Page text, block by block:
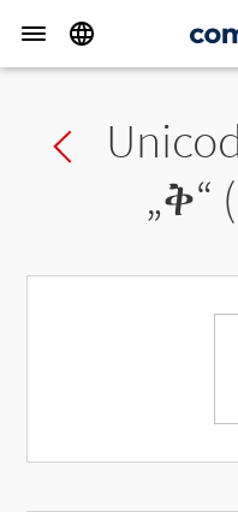
Previous char
„ቅ“